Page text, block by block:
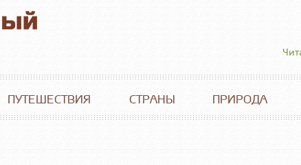
ПУТЕШЕСТВИЯ СТРАНЫ ПРИРОДА